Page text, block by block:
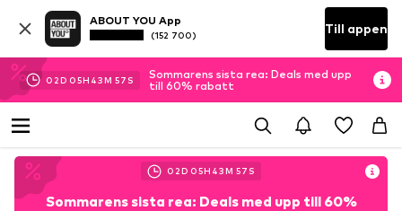
ABOUT YOU App
(152 700) Till appen
02D 05H 43M 56 S
Sommarens sista rea: Deals med upp
till 60% rabatt
02D 05H 43M 56 S
Sommarens sista rea: Deals med upp till 60%